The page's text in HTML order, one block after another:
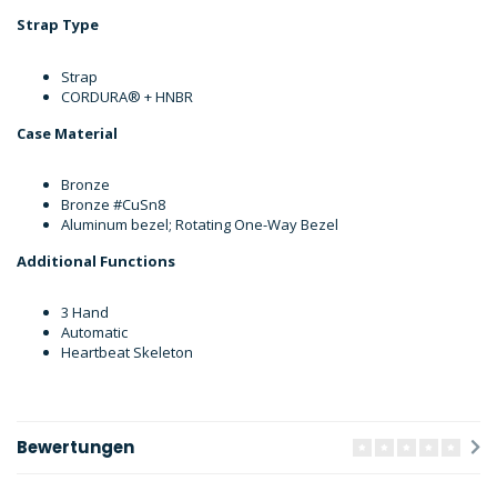
Strap Type
Strap
CORDURA® + HNBR
Case Material
Bronze
Bronze #CuSn8
Aluminum bezel; Rotating One-Way Bezel
Additional Functions
3 Hand
Automatic
Heartbeat Skeleton
Bewertungen